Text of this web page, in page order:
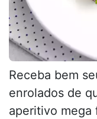
Receba bem
enrolados de
aperitivo mega